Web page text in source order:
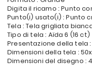
Digita il ricamo : Punto
Punto(i) usato(i) : Punto
Tela : Tela grigliata
Tipo di tela : Aïda 6 (16 ct)
Presentazione della tela
Dimensioni della tela :
Dimensioni del disegno :